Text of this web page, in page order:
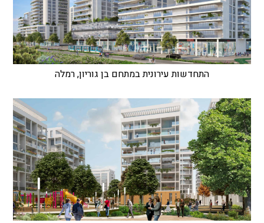
התחדשות עירונית במתחם בן גוריון, רמלה